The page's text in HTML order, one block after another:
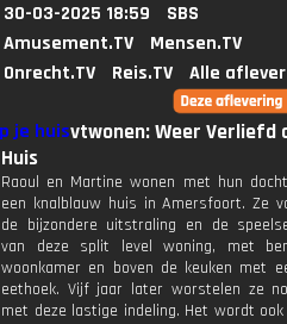
30-03-2025 18:59
SBS
Amusement.TV
Mensen.TV
Onrecht.TV
Reis.TV Alle
vtwonen: Weer Verliefd
Huis
Raoul en Martine wonen met hun
een knalblauw huis in Amersfoort. Ze
de bijzondere uitstraling en de
van deze split level woning, met
woonkamer en boven de keuken met
eethoek. Vijf jaar later worstelen ze
met deze lastige indeling. Het wordt